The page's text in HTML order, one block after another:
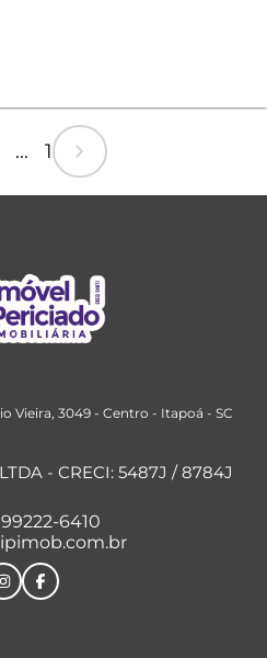
... 1 chevron_right
Vieira, 3049- Centro - Itapoá - SC
- CRECI: 5487J / 8784J
6410